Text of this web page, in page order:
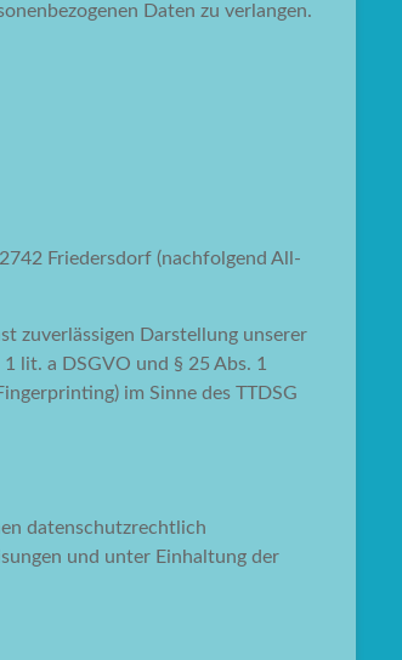
Daten zu verlangen.
Friedersdorf (nachfolgend All-
zuverlässigen Darstellung unserer
lit. a DSGVO und § 25 Abs. 1
im Sinne des TTDSG
datenschutzrechtlich
und unter Einhaltung der